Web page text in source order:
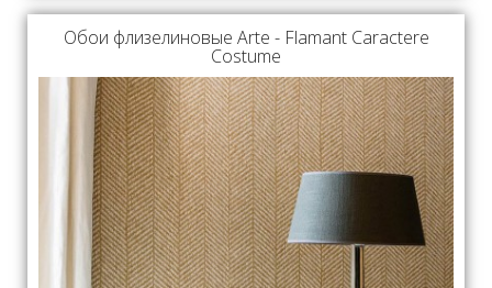
Обои флизелиновые Arte - Flamant Caractere
Costume